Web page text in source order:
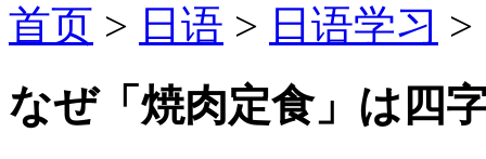
首页 > 日语 > 日语学习 >
なぜ「焼肉定食」は四